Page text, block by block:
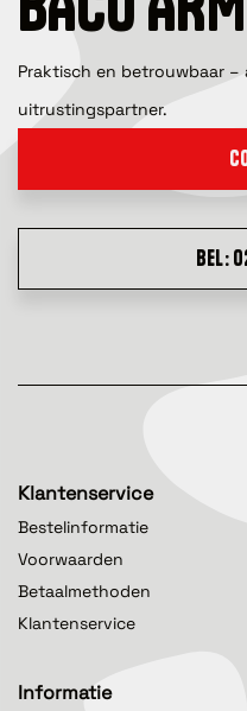
Praktisch en betrouwbaar –
uitrustingspartner.
BEL:
Klantenservice
Bestelinformatie
Voorwaarden
Betaalmethoden
Klantenservice
Informatie